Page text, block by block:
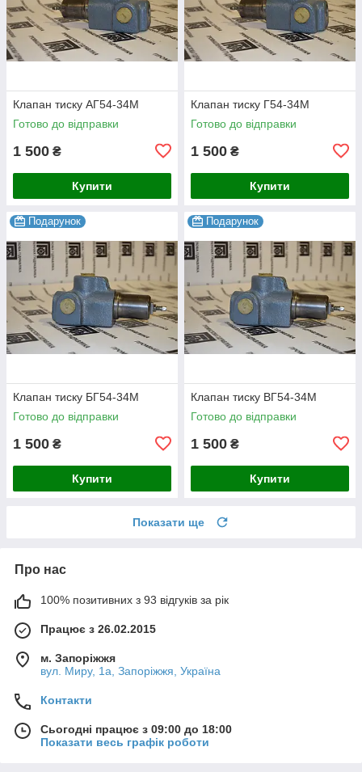
Клапан тиску АГ54-34М
Готово до відправки
1 500 ₴
Купити
Клапан тиску Г54-34М
Готово до відправки
1 500 ₴
Купити
Подарунок
Клапан тиску БГ54-34М
Готово до відправки
1 500 ₴
Купити
Подарунок
Клапан тиску ВГ54-34М
Готово до відправки
1 500 ₴
Купити
Показати ще
Про нас
100% позитивних з 93 відгуків за рік
Працює з 26.02.2015
м. Запоріжжя
вул. Миру, 1а, Запоріжжя, Україна
Контакти
Сьогодні працює з 09:00 до 18:00
Показати весь графік роботи